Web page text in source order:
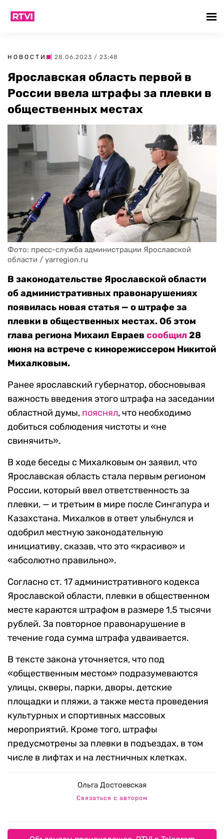
НОВОСТИ | 28.06.2023 / 23:48
Ярославская область первой в
России ввела штрафы за плевки в
общественных местах
Фото: пресс-служба администрации Ярославской
области / yarregion.ru
В законодательстве Ярославской области
об административных правонарушениях
появилась новая статья — о штрафе за
плевки в общественных местах. Об этом
глава региона Михаил Евраев сообщил28
июня на встрече с кинорежиссером Никитой
Михалковым.
Ранее ярославский губернатор, обосновывая
важность введения этого штрафа на заседании
областной думы, пояснял, что необходимо
добиться соблюдения чистоты и «не
свинячить».
В ходе беседы с Михалковым он заявил, что
Ярославская область стала первым регионом
России, который ввел ответственность за
плевки, — и третьим в мире после Сингапура и
Казахстана. Михалков в ответ улыбнулся и
одобрил местную законодательную
инициативу, сказав, что это «красиво» и
«абсолютно правильно».
Согласно ст. 17 административного кодекса
Ярославской области, плевки в общественном
месте караются штрафом в размере 1,5 тысячи
рублей. За повторное правонарушение в
течение года сумма штрафа удваивается.
В тексте закона уточняется, что под
«общественным местом» подразумеваются
улицы, скверы, парки, дворы, детские
площадки и пляжи, а также места проведения
культурных и спортивных массовых
мероприятий. Кроме того, штрафы
предусмотрены за плевки в подъездах, в том
числе в лифтах и на лестничных клетках.
Ольга Достоевская
Связаться с автором